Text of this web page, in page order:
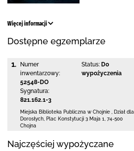
Więcej informacji
Dostępne egzemplarze
1.
Numer
inwentarzowy:
52548-DO
Sygnatura:
821.162.1-3
Status: Do
wypożyczenia
Miejska Biblioteka Publiczna w Chojnie
Dział dla
Dorosłych, Plac Konstytucji 3 Maja 1
74-500
Chojna
Najczęściej wypożyczane